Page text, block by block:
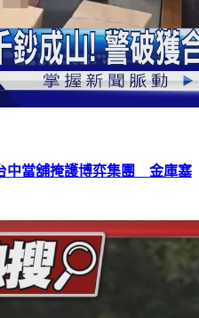
中當舖掩護博弈集團 金庫塞